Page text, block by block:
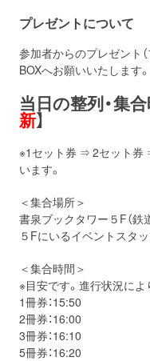
プレゼントについて
参加者からのプレゼント
BOXへお願いいたします
当日の整列・集
新】
※1セット券 ⇒ 2セット券
います。
＜集合場所＞
書泉ブックタワー５F（鉄
５Fにいるイベントスタ
＜集合時間＞
※目安です。進行状況によ
1冊券：15:50
2冊券：16:00
3冊券：16:10
5冊券：16:20